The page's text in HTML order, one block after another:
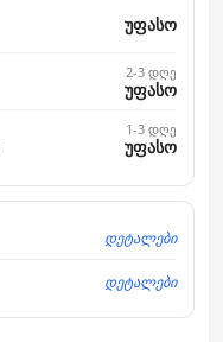
უფასო
2-3 დღე
უფასო
1-3 დღე
უფასო
დეტალები
დეტალები